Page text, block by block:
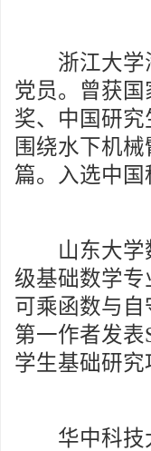
浙江大学海
党员。曾获
奖、中国研
围绕水下机
篇。入选中
山东大学数
级基础数学
可乘函数与
第一作者发
学生基础研究
华中科技大